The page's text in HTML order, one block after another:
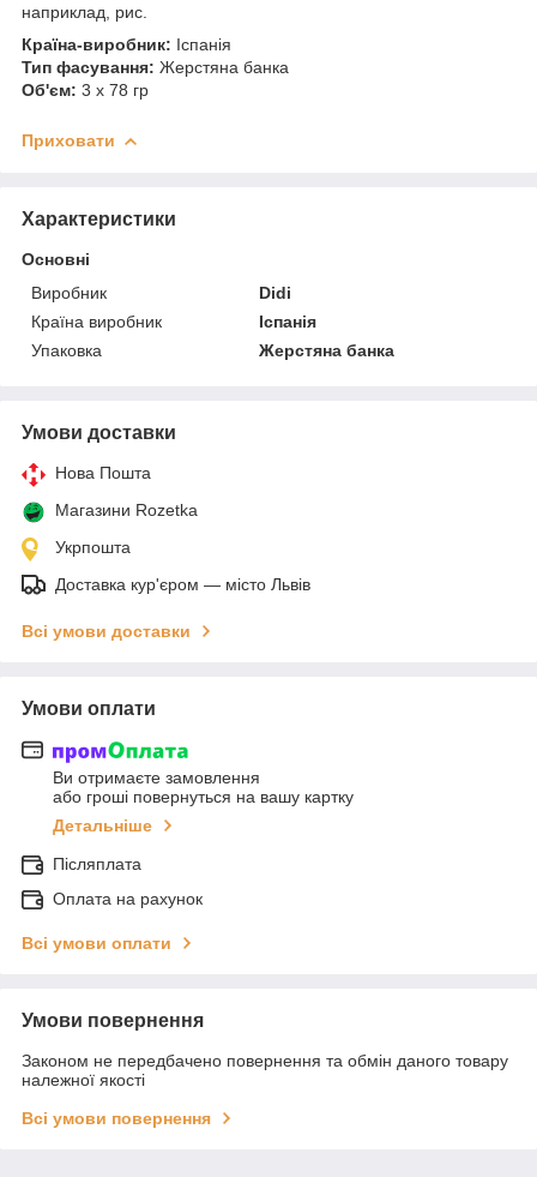
наприклад, рис.
Країна-виробник: Іспанія
Тип фасування: Жерстяна банка
Об'єм: 3 х 78 гр
Приховати
Характеристики
Основні
Виробник
Didi
Країна виробник
Іспанія
Упаковка
Жерстяна банка
Умови доставки
Нова Пошта
Магазини Rozetka
Укрпошта
Доставка кур'єром — місто Львів
Всі умови доставки
Умови оплати
Ви отримаєте замовлення
або гроші повернуться на вашу картку
Детальніше
Післяплата
Оплата на рахунок
Всі умови оплати
Умови повернення
Законом не передбачено повернення та обмін даного товару
належної якості
Всі умови повернення